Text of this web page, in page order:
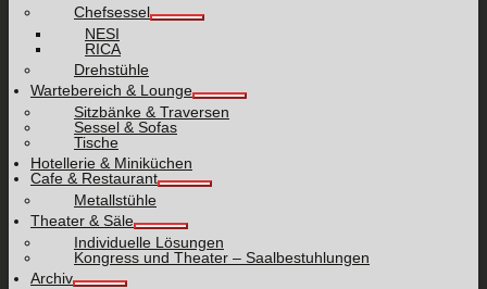
Chefsessel
NESI
RICA
Drehstühle
Wartebereich & Lounge
Sitzbänke & Traversen
Sessel & Sofas
Tische
Hotellerie & Miniküchen
Cafe & Restaurant
Metallstühle
Theater & Säle
Individuelle Lösungen
Kongress und Theater – Saalbestuhlungen
Archiv